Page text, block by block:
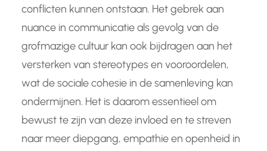
conflicten kunnen ontstaan. Het gebrek aan
nuance in communicatie als gevolg van de
grofmazige cultuur kan ook bijdragen aan het
versterken van stereotypes en vooroordelen,
wat de sociale cohesie in de samenleving kan
ondermijnen. Het is daarom essentieel om
bewust te zijn van deze invloed en te streven
naar meer diepgang, empathie en openheid in